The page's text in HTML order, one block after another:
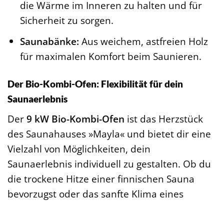
die Wärme im Inneren zu halten und für
Sicherheit zu sorgen.
Saunabänke: Aus weichem, astfreien Holz
für maximalen Komfort beim Saunieren.
Der Bio-Kombi-Ofen: Flexibilität für dein
Saunaerlebnis
Der9 kW Bio-Kombi-Ofen ist das Herzstück
des Saunahauses »Mayla« und bietet dir eine
Vielzahl von Möglichkeiten, dein
Saunaerlebnis individuell zu gestalten. Ob du
die trockene Hitze einer finnischen Sauna
bevorzugst oder das sanfte Klima eines